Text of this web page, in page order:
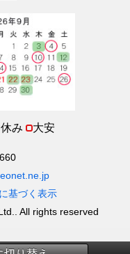
休み 大安
基づく表示
All rights reserved